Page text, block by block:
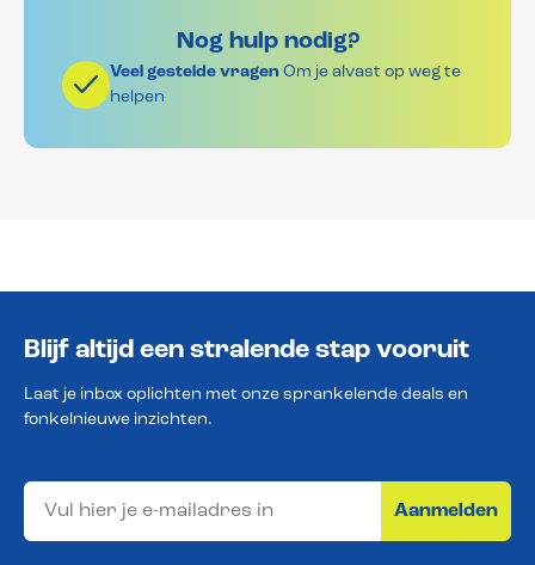
Nog hulp nodig?
Veel gestelde vragen Om je alvast op weg te
helpen
Blijf altijd een stralende stap vooruit
Laat je inbox oplichten met onze sprankelende deals en
fonkelnieuwe inzichten.
Aanmelden